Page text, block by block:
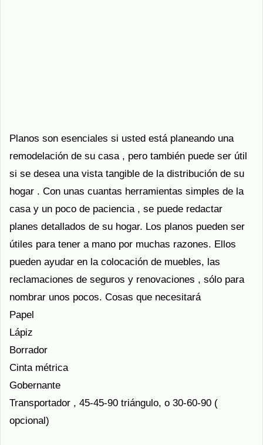
Planos son esenciales si usted está planeando una
remodelación de su casa , pero también puede ser útil
si se desea una vista tangible de la distribución de su
hogar . Con unas cuantas herramientas simples de la
casa y un poco de paciencia , se puede redactar
planes detallados de su hogar. Los planos pueden ser
útiles para tener a mano por muchas razones. Ellos
pueden ayudar en la colocación de muebles, las
reclamaciones de seguros y renovaciones , sólo para
nombrar unos pocos. Cosas que necesitará
Papel
Lápiz
Borrador
Cinta métrica
Gobernante
Transportador , 45-45-90 triángulo, o 30-60-90 (
opcional)